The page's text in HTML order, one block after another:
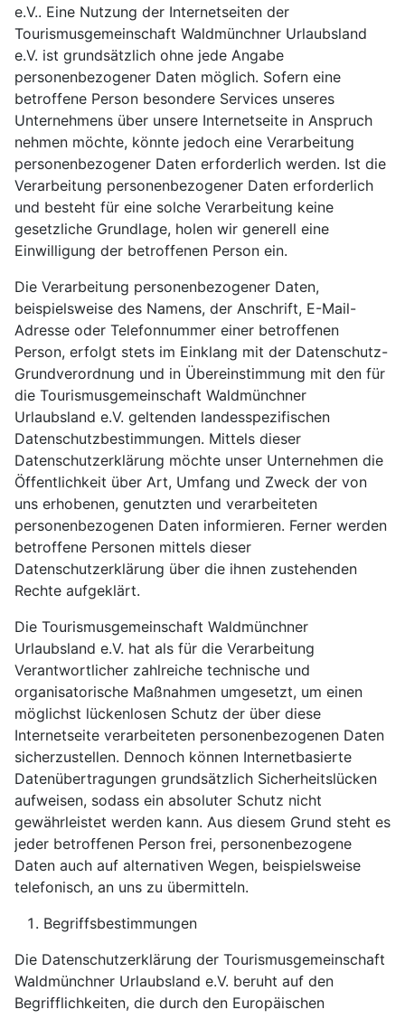
e.V.. Eine Nutzung der Internetseiten der
Tourismusgemeinschaft Waldmünchner Urlaubsland
e.V. ist grundsätzlich ohne jede Angabe
personenbezogener Daten möglich. Sofern eine
betroffene Person besondere Services unseres
Unternehmens über unsere Internetseite in Anspruch
nehmen möchte, könnte jedoch eine Verarbeitung
personenbezogener Daten erforderlich werden. Ist die
Verarbeitung personenbezogener Daten erforderlich
und besteht für eine solche Verarbeitung keine
gesetzliche Grundlage, holen wir generell eine
Einwilligung der betroffenen Person ein.
Die Verarbeitung personenbezogener Daten,
beispielsweise des Namens, der Anschrift, E-Mail-
Adresse oder Telefonnummer einer betroffenen
Person, erfolgt stets im Einklang mit der Datenschutz-
Grundverordnung und in Übereinstimmung mit den für
die Tourismusgemeinschaft Waldmünchner
Urlaubsland e.V. geltenden landesspezifischen
Datenschutzbestimmungen. Mittels dieser
Datenschutzerklärung möchte unser Unternehmen die
Öffentlichkeit über Art, Umfang und Zweck der von
uns erhobenen, genutzten und verarbeiteten
personenbezogenen Daten informieren. Ferner werden
betroffene Personen mittels dieser
Datenschutzerklärung über die ihnen zustehenden
Rechte aufgeklärt.
Die Tourismusgemeinschaft Waldmünchner
Urlaubsland e.V. hat als für die Verarbeitung
Verantwortlicher zahlreiche technische und
organisatorische Maßnahmen umgesetzt, um einen
möglichst lückenlosen Schutz der über diese
Internetseite verarbeiteten personenbezogenen Daten
sicherzustellen. Dennoch können Internetbasierte
Datenübertragungen grundsätzlich Sicherheitslücken
aufweisen, sodass ein absoluter Schutz nicht
gewährleistet werden kann. Aus diesem Grund steht es
jeder betroffenen Person frei, personenbezogene
Daten auch auf alternativen Wegen, beispielsweise
telefonisch, an uns zu übermitteln.
Begriffsbestimmungen
Die Datenschutzerklärung der Tourismusgemeinschaft
Waldmünchner Urlaubsland e.V. beruht auf den
Begrifflichkeiten, die durch den Europäischen